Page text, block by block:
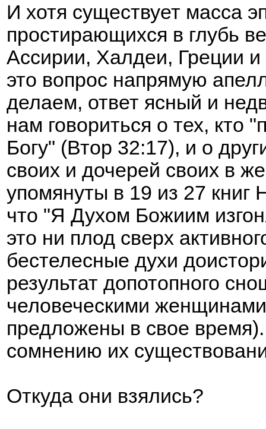
И хотя существует масса
простирающихся в глубь
Ассирии, Халдеи, Греции
это вопрос напрямую
делаем, ответ ясный и
нам говориться о тех, кто
Богу" (Втор 32:17), и о
своих и дочерей своих в
упомянуты в 19 из 27 книг
что "Я Духом Божиим
это ни плод сверх
бестелесные духи
результат допотопного
человеческими
предложены в свое
сомнению их
Откуда они взялись?